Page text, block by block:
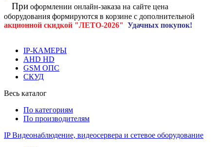
При оформлении онлайн-заказа на сайте цена
оборудования формируются в корзине с дополнительной
акционной скидкой "ЛЕТО-2026" Удачных покупок!
IP-КАМЕРЫ
AHD HD
GSM ОПС
СКУД
Весь каталог
По категориям
По производителям
IP Видеонаблюдение, видеосервера и сетевое оборудование